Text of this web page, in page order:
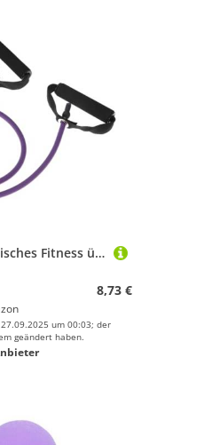
ibasenice Elastisches Fitness übungsband mit Griffen Widerstandsband aus Natürlichem Latex Robust und Dehnbar mit Türanker und Schaumstoffschutz Vielseitig für Yoga Ganzkörpertraining
8,73 €
um 00:03; der
geändert haben.